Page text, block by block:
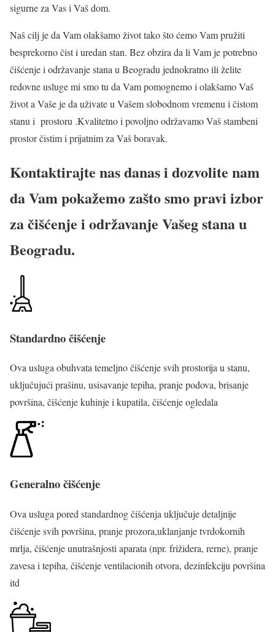
sigurne za Vas i Vaš dom.
Naš cilj je da Vam olakšamo život tako što ćemo Vam pružiti
besprekorno čist i uredan stan. Bez obzira da li Vam je potrebno
čišćenje i održavanje stana u Beogradu jednokratno ili želite
redovne usluge mi smo tu da Vam pomognemo i olakšamo Vaš
život a Vaše je da uživate u Vašem slobodnom vremenu i čistom
stanu i prostoru .Kvalitetno i povoljno održavamo Vaš stambeni
prostor čistim i prijatnim za Vaš boravak.
Kontaktirajte nas danas i dozvolite nam
da Vam pokažemo zašto smo pravi izbor
za čišćenje i održavanje Vašeg stana u
Beogradu.
Standardno čišćenje
Ova usluga obuhvata temeljno čišćenje svih prostorija u stanu,
uključujući prašinu, usisavanje tepiha, pranje podova, brisanje
površina, čišćenje kuhinje i kupatila, čišćenje ogledala
Generalno čišćenje
Ova usluga pored standardnog čišćenja uključuje detaljnije
čišćenje svih površina, pranje prozora,uklanjanje tvrdokornih
mrlja, čišćenje unutrašnjosti aparata (npr. frižidera, rerne), pranje
zavesa i tepiha, čišćenje ventilacionih otvora, dezinfekciju površina
itd